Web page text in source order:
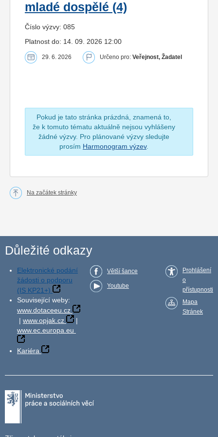
mladé dospělé (4)
Číslo výzvy: 085
Platnost do: 14. 09. 2026 12:00
29. 6. 2026 Určeno pro: Veřejnost, Žadatel
Pokud je tato stránka prázdná, znamená to,
že k tomuto tématu aktuálně nejsou vyhlášeny
žádné výzvy. Pro plánované výzvy sledujte
prosím Harmonogram výzev.
Na začátek stránky
Důležité odkazy
Elektronické podání
žádosti o podporu
(IS KP21+)
Související weby:
www.dotaceeu.cz
| www.opjak.cz
|
www.ec.europa.eu
Kariéra
Větší šance
Youtube
Prohlášení
o
přístupnosti
Mapa
Stránek